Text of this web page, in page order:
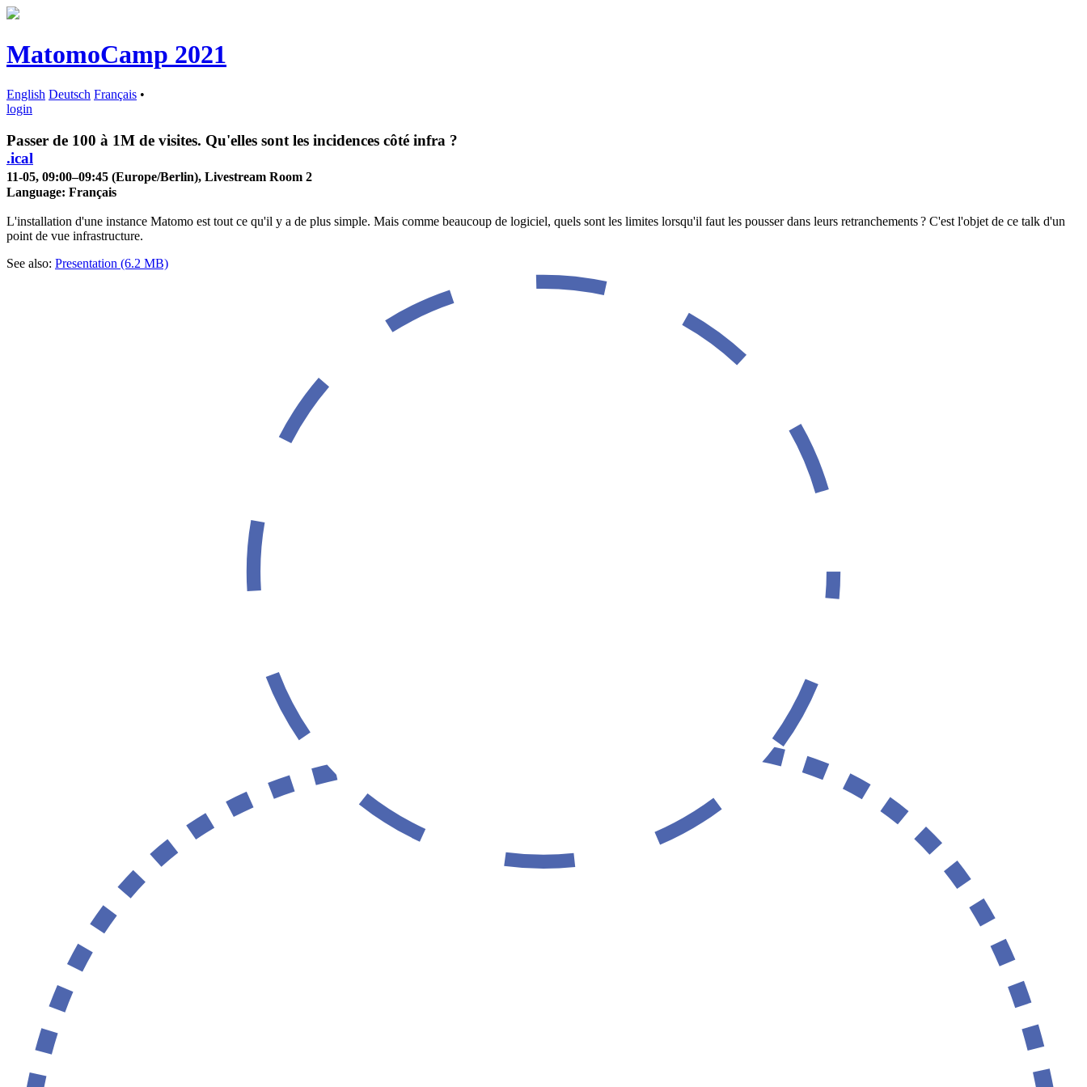
MatomoCamp 2021
English Deutsch Français •
login
Passer de 100 à 1M de visites. Qu'elles sont les incidences côté infra ?
.ical
11-05, 09:00–09:45 (Europe/Berlin), Livestream Room 2
Language: Français
L'installation d'une instance Matomo est tout ce qu'il y a de plus simple. Mais comme beaucoup de logiciel, quels sont les limites lorsqu'il faut les pousser dans leurs retranchements ? C'est l'objet de ce talk d'un
point de vue infrastructure.
See also: Presentation (6.2 MB)